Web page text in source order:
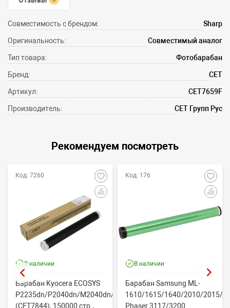
Совместимость с брендом: Sharp
Оригинальность: Совместимый аналог
Тип товара: Фотобарабан
Бренд: CET
Артикул: CET7659F
Производитель: СЕТ Групп Рус
Рекомендуем посмотреть
Код: 7260
В наличии
Барабан Kyocera ECOSYS
P2235dn/P2040dn/M2040dn/M2540dw
(CET7844), 150000 стр.,
Код: 176
В наличии
Барабан Samsung ML-
1610/1615/1640/2010/2015/
Phaser 3117/3200